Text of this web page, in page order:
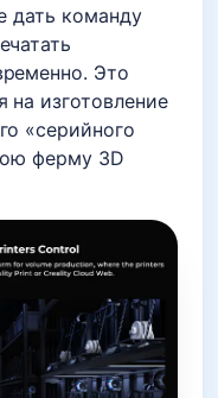
дать команду
Это
на изготовление
«серийного
ферму 3D